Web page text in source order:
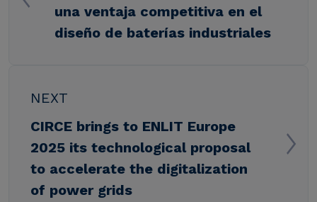
una ventaja competitiva en el
diseño de baterías industriales
NEXT
CIRCE brings to ENLIT Europe
2025 its technological proposal
to accelerate the digitalization
of power grids